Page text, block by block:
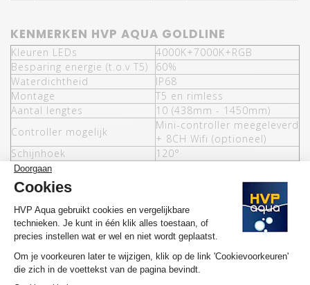
KENMERKEN HVP AQUA GOLDLINE
Kleuren LEDs
4000K+7000K+RGB
Besparing energie (t.o.v T5)
60%
Waterdichtheid
IP68
Montage
T5 en rimless
Aantal lengtes
10 (438mm - 1450mm)
Controller mogelijk
Mini-controller meegeleverd
+ 8CH Wifi (optioneel)
Schijnhoek
120°
Wattage per lamp
Lumen per Watt
Opties
T8 montage en 8CH Wifi
controller
Garantie
3 jaar
MEER INFORMATIE HVP AQUA GOLDLINE